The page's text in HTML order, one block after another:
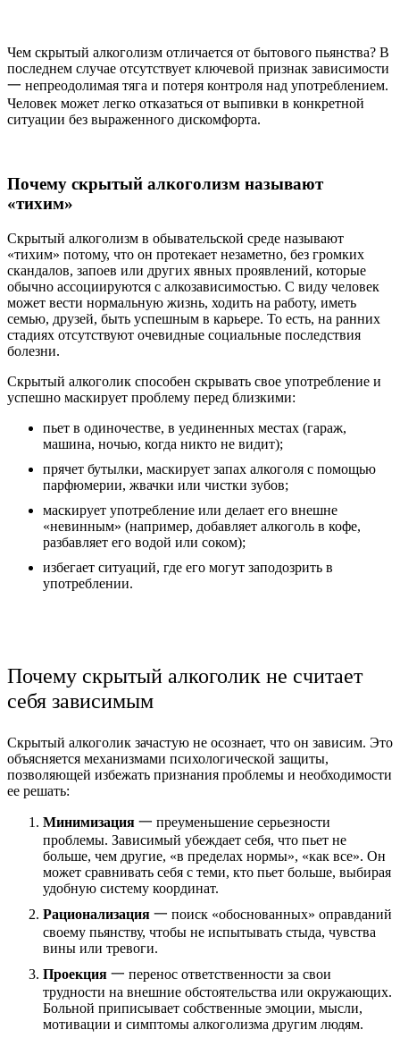
Чем скрытый алкоголизм отличается от бытового пьянства? В
последнем случае отсутствует ключевой признак зависимости
一 непреодолимая тяга и потеря контроля над употреблением.
Человек может легко отказаться от выпивки в конкретной
ситуации без выраженного дискомфорта.
Почему скрытый алкоголизм называют
«тихим»
Скрытый алкоголизм в обывательской среде называют
«тихим» потому, что он протекает незаметно, без громких
скандалов, запоев или других явных проявлений, которые
обычно ассоциируются с алкозависимостью. С виду человек
может вести нормальную жизнь, ходить на работу, иметь
семью, друзей, быть успешным в карьере. То есть, на ранних
стадиях отсутствуют очевидные социальные последствия
болезни.
Скрытый алкоголик способен скрывать свое употребление и
успешно маскирует проблему перед близкими:
пьет в одиночестве, в уединенных местах (гараж,
машина, ночью, когда никто не видит);
прячет бутылки, маскирует запах алкоголя с помощью
парфюмерии, жвачки или чистки зубов;
маскирует употребление или делает его внешне
«невинным» (например, добавляет алкоголь в кофе,
разбавляет его водой или соком);
избегает ситуаций, где его могут заподозрить в
употреблении.
Почему скрытый алкоголик не считает
себя зависимым
Скрытый алкоголик зачастую не осознает, что он зависим. Это
объясняется механизмами психологической защиты,
позволяющей избежать признания проблемы и необходимости
ее решать:
Минимизация 一 преуменьшение серьезности
проблемы. Зависимый убеждает себя, что пьет не
больше, чем другие, «в пределах нормы», «как все». Он
может сравнивать себя с теми, кто пьет больше, выбирая
удобную систему координат.
Рационализация 一 поиск «обоснованных» оправданий
своему пьянству, чтобы не испытывать стыда, чувства
вины или тревоги.
Проекция 一 перенос ответственности за свои
трудности на внешние обстоятельства или окружающих.
Больной приписывает собственные эмоции, мысли,
мотивации и симптомы алкоголизма другим людям.